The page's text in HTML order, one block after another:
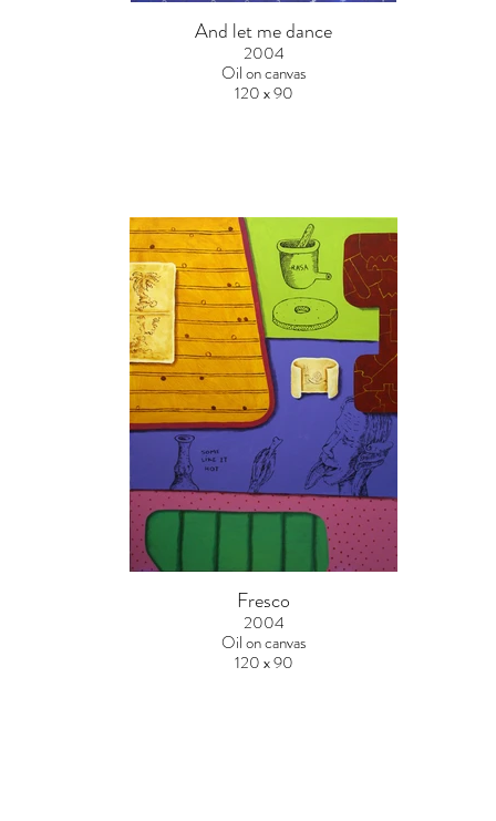
And let me dance
2004
Oil on canvas
120 x 90
Fresco
2004
Oil on canvas
120 x 90